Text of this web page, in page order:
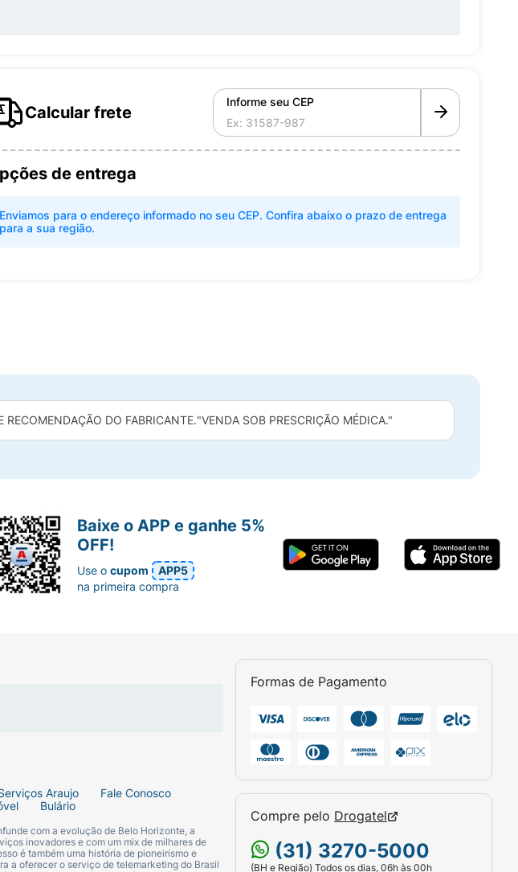
Calcular frete
Informe seu CEP
de entrega
Enviamos para o endereço informado no seu CEP. Confira abaixo o prazo de entrega
para a sua região.
RECOMENDAÇÃO DO FABRICANTE."VENDA SOB PRESCRIÇÃO MÉDICA."
Araujo
Fale Conosco
Bulário
com a evolução de Belo Horizonte, a
inovadores e com um mix de milhares de
é também uma história de pioneirismo e
a oferecer o serviço de telemarketing do Brasil
Formas de Pagamento
Compre pelo Drogatel
(31) 3270-5000
(BH e Região) Todos os dias, 06h às 00h
Baixe o APP e ganhe 5%
OFF!
Use ocupom
APP5
na primeira compra